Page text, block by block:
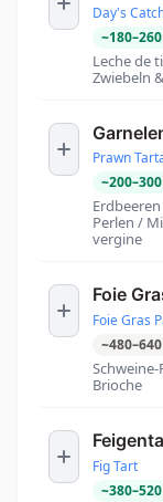
Day's
~180–260
Leche de
Zwiebeln
Prawn
~200–300
Perlen /
vergine
Foie
Foie Gras
~480–640
Brioche
Fig Tart
~380–520